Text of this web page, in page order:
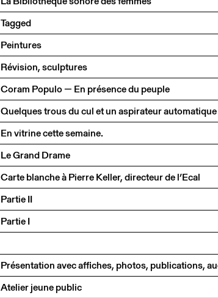
Tagged
Peintures
Révision, sculptures
Coram Populo — En présence du peuple
Quelques trous du cul et un aspirateur automatique
En vitrine cette semaine.
Le Grand Drame
Carte blanche à Pierre Keller, directeur de l’Ecal
Partie II
Partie I
Atelier jeune public